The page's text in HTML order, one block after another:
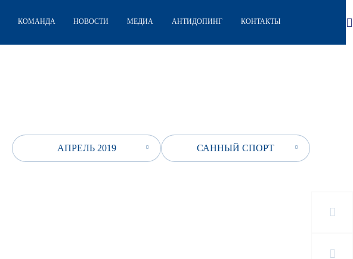
КОМАНДА НОВОСТИ МЕДИА АНТИДОПИНГ КОНТАКТЫ
АПРЕЛЬ 2019 САННЫЙ СПОРТ